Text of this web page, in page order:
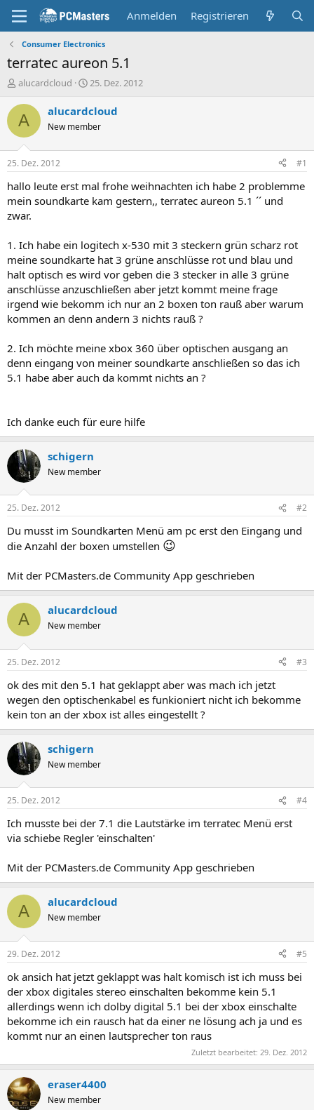
Anmelden Registrieren
Consumer Electronics
terratec aureon 5.1
E
s
t
e
r
alucardcloud
E
s
e
t
a
m
25. Dez. 2012
A alucardcloud
New member
25. Dez. 2012 #1
hallo leute erst mal frohe weihnachten ich habe 2 problemme
mein soundkarte kam gestern,, terratec aureon 5.1 ´´ und
zwar.
1. Ich habe ein logitech x-530 mit 3 steckern grün scharz rot
meine soundkarte hat 3 grüne anschlüsse rot und blau und
halt optisch es wird vor geben die 3 stecker in alle 3 grüne
anschlüsse anzuschließen aber jetzt kommt meine frage
irgend wie bekomm ich nur an 2 boxen ton rauß aber warum
kommen an denn andern 3 nichts rauß ?
2. Ich möchte meine xbox 360 über optischen ausgang an
denn eingang von meiner soundkarte anschließen so das ich
5.1 habe aber auch da kommt nichts an ?
Ich danke euch für eure hilfe
schigern
New member
25. Dez. 2012 #2
Du musst im Soundkarten Menü am pc erst den Eingang und
die Anzahl der boxen umstellen 😉
Mit der PCMasters.de Community App geschrieben
A alucardcloud
New member
25. Dez. 2012 #3
ok des mit den 5.1 hat geklappt aber was mach ich jetzt
wegen den optischenkabel es funkioniert nicht ich bekomme
kein ton an der xbox ist alles eingestellt ?
schigern
New member
25. Dez. 2012 #4
Ich musste bei der 7.1 die Lautstärke im terratec Menü erst
via schiebe Regler 'einschalten'
Mit der PCMasters.de Community App geschrieben
A alucardcloud
New member
29. Dez. 2012 #5
ok ansich hat jetzt geklappt was halt komisch ist ich muss bei
der xbox digitales stereo einschalten bekomme kein 5.1
allerdings wenn ich dolby digital 5.1 bei der xbox einschalte
bekomme ich ein rausch hat da einer ne lösung ach ja und es
kommt nur an einen lautsprecher ton raus
Zuletzt bearbeitet: 29. Dez. 2012
eraser4400
New member